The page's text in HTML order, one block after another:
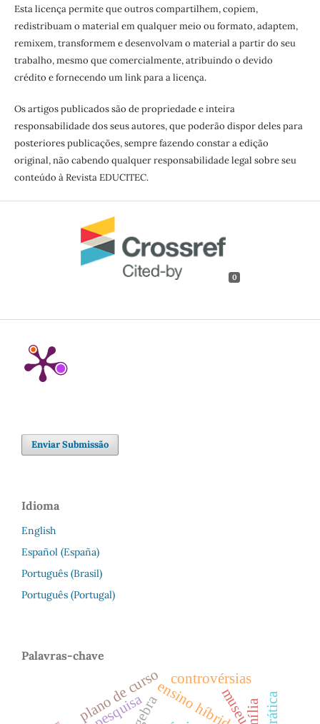
Esta licença permite que outros compartilhem, copiem,
redistribuam o material em qualquer meio ou formato, adaptem,
remixem, transformem e desenvolvam o material a partir do seu
trabalho, mesmo que comercialmente, atribuindo o devido
crédito e fornecendo um link para a licença.
Os artigos publicados são de propriedade e inteira
responsabilidade dos seus autores, que poderão dispor deles para
posteriores publicações, sempre fazendo constar a edição
original, não cabendo qualquer responsabilidade legal sobre seu
conteúdo à Revista EDUCITEC.
0
Enviar Submissão
Idioma
English
Español (España)
Português (Brasil)
Português (Portugal)
Palavras-chave
pesquisa
plano de cursoensino híbrido
controvérsias
museu